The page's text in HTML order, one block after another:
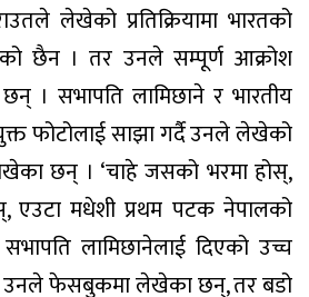
लेखेको प्रतिक्रियामा भारतको
छैन । तर उनले सम्पूर्ण आक्रोश
। सभापति लामिछाने र भारतीय
फोटोलाई साझा गर्दै उनले लेखेको
छन् । ‘चाहे जसको भरमा होस्,
एउटा मधेशी प्रथम पटक नेपालको
सभापति लामिछानेलाई दिएको उच्च
उनले फेसबुकमा लेखेका छन्, तर बडो